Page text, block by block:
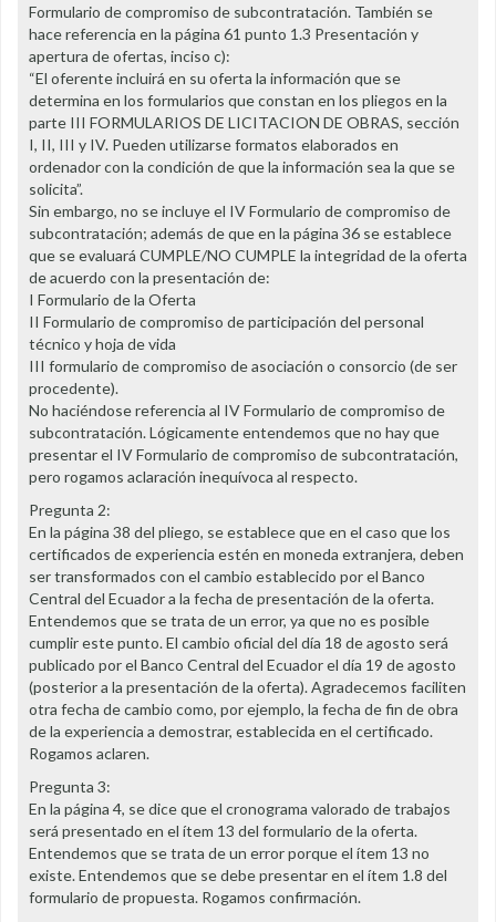
Formulario de compromiso de subcontratación. También se
hace referencia en la página 61 punto 1.3 Presentación y
apertura de ofertas, inciso c):
“El oferente incluirá en su oferta la información que se
determina en los formularios que constan en los pliegos en la
parte III FORMULARIOS DE LICITACION DE OBRAS, sección
I, II, III y IV. Pueden utilizarse formatos elaborados en
ordenador con la condición de que la información sea la que se
solicita”.
Sin embargo, no se incluye el IV Formulario de compromiso de
subcontratación; además de que en la página 36 se establece
que se evaluará CUMPLE/NO CUMPLE la integridad de la oferta
de acuerdo con la presentación de:
I Formulario de la Oferta
II Formulario de compromiso de participación del personal
técnico y hoja de vida
III formulario de compromiso de asociación o consorcio (de ser
procedente).
No haciéndose referencia al IV Formulario de compromiso de
subcontratación. Lógicamente entendemos que no hay que
presentar el IV Formulario de compromiso de subcontratación,
pero rogamos aclaración inequívoca al respecto.
Pregunta 2:
En la página 38 del pliego, se establece que en el caso que los
certificados de experiencia estén en moneda extranjera, deben
ser transformados con el cambio establecido por el Banco
Central del Ecuador a la fecha de presentación de la oferta.
Entendemos que se trata de un error, ya que no es posible
cumplir este punto. El cambio oficial del día 18 de agosto será
publicado por el Banco Central del Ecuador el día 19 de agosto
(posterior a la presentación de la oferta). Agradecemos faciliten
otra fecha de cambio como, por ejemplo, la fecha de fin de obra
de la experiencia a demostrar, establecida en el certificado.
Rogamos aclaren.
Pregunta 3:
En la página 4, se dice que el cronograma valorado de trabajos
será presentado en el ítem 13 del formulario de la oferta.
Entendemos que se trata de un error porque el ítem 13 no
existe. Entendemos que se debe presentar en el ítem 1.8 del
formulario de propuesta. Rogamos confirmación.